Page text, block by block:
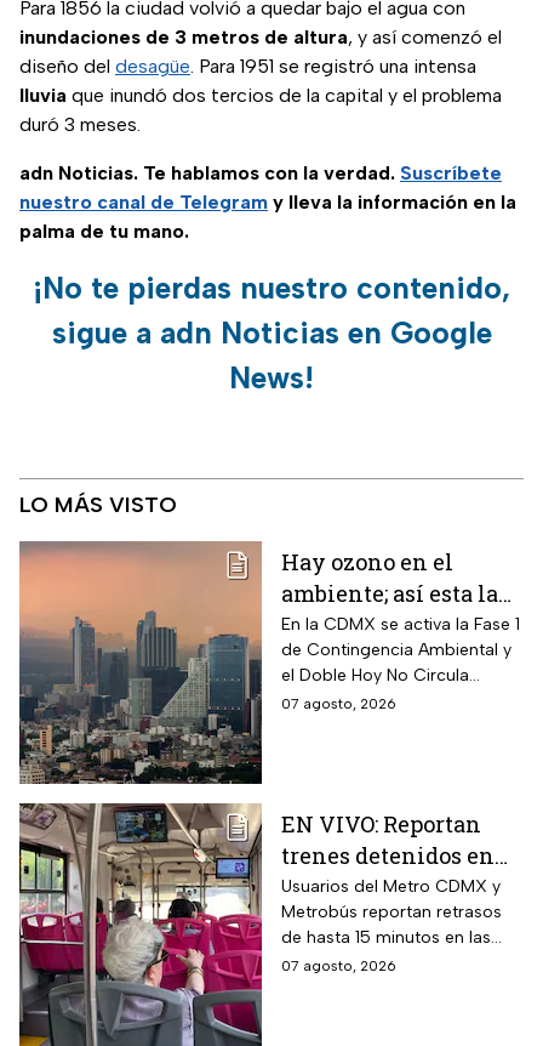
Para 1856 la ciudad volvió a quedar bajo el agua con
inundaciones de 3 metros de altura, y así comenzó el
diseño del desagüe. Para 1951 se registró una intensa
lluvia que inundó dos tercios de la capital y el problema
duró 3 meses.
adn Noticias. Te hablamos con la verdad. Suscríbete
nuestro canal de Telegram y lleva la información en la
palma de tu mano.
¡No te pierdas nuestro contenido,
sigue a adn Noticias en Google
News!
LO MÁS VISTO
Hay ozono en el
ambiente; así esta la
calidad del aire en
CDMX hoy
En la CDMX se activa la Fase 1
de Contingencia Ambiental y
el Doble Hoy No Circula
cuando hay altos índices de
07 agosto, 2026
EN VIVO: Reportan
trenes detenidos en
líneas del Metro
CDMX hoy 7 de agosto;
Metrobús restablece
servicio
Usuarios del Metro CDMX y
Metrobús reportan retrasos
de hasta 15 minutos en las
líneas
07 agosto, 2026